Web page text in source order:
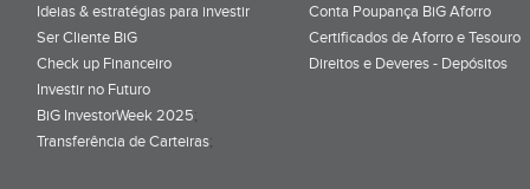
Ideias & estratégias para investir
Ser Cliente BiG
Check up Financeiro
Investir no Futuro
BiG InvestorWeek 2025;
Transferência de Carteiras;
Conta Poupança BiG Aforro
Certificados de Aforro e Tesouro
Direitos e Deveres - Depósitos